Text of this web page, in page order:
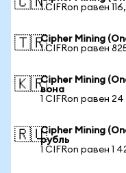
1 CIFRon равен
🇹🇷Cipher Mining
1 CIFRon равен
🇰🇷Cipher Mining
вона
1 CIFRon равен
🇷🇺Cipher Mining
рубль
1 CIFRon равен 1